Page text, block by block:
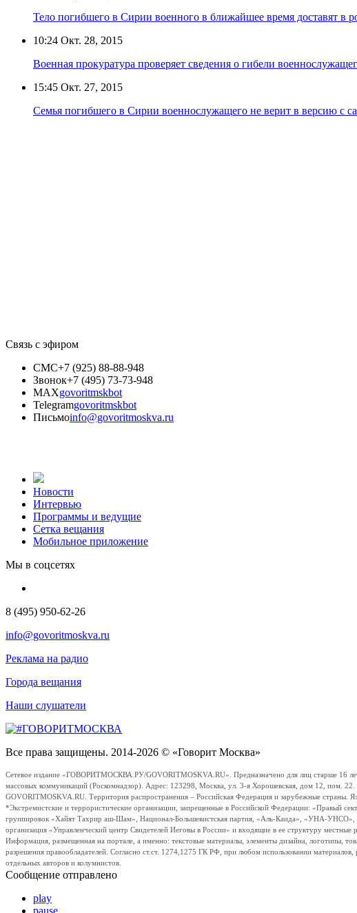
Тело погибшего в Сирии военного в ближайшее время доставят в
10:24 Окт. 28, 2015
Военная прокуратура проверяет сведения о гибели
15:45 Окт. 27, 2015
Семья погибшего в Сирии военнослужащего не верит в версию с
Связь с эфиром
СМС+7 (925) 88-88-948
Звонок+7 (495) 73-73-948
MAXgovoritmskbot
Telegramgovoritmskbot
Письмоinfo@govoritmoskva.ru
Новости
Интервью
Программы и ведущие
Сетка вещания
Мобильное приложение
Мы в соцсетях
8 (495) 950-62-26
info@govoritmoskva.ru
Реклама на радио
Города вещания
Наши слушатели
Все права защищены. 2014-2026 © «Говорит Москва»
Сетевое издание «ГОВОРИТМОСКВА.РУ/GOVORITMOSKVA.RU». Предназначено для лиц старше 16
массовых коммуникаций (Роскомнадзор). Адрес: 123298, Москва, ул. 3-я Хорошевская, дом 12, пом.
GOVORITMOSKVA.RU. Территория распространения – Российская Федерация и зарубежные
*Экстремистские и террористические организации, запрещенные в Российской Федерации:
группировок «Хайят Тахрир аш-Шам», Национал-Большевистская партия, «Аль-Каида», «УНА-УНСО»,
организация «Управленческий центр Свидетелей Иеговы в России» и входящие в ее структуру местные
Информация, размещенная на портале, а именно: текстовые материалы, элементы дизайна, логотипы,
разрешения правообладателей. Согласно ст.ст. 1274,1275 ГК РФ, при любом использовании
отдельных авторов и колумнистов.
Сообщение отправлено
play
pause